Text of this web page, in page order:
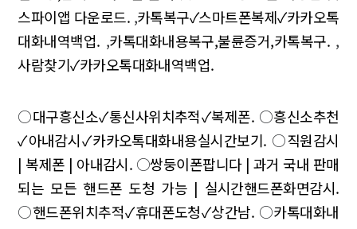
스파이앱 다운로드. ,카톡복구✓스마트폰복제✓카카오톡
대화내역백업. ,카톡대화내용복구,불륜증거,카톡복구. ,
사람찾기✓카카오톡대화내역백업.
○대구흥신소✓통신사위치추적✓복제폰. ○흥신소추천
✓아내감시✓카카오톡대화내용실시간보기. ○직원감시
| 복제폰 | 아내감시. ○쌍둥이폰팝니다 | 과거 국내 판매
되는 모든 핸드폰 도청 가능 | 실시간핸드폰화면감시.
○핸드폰위치추적✓휴대폰도청✓상간남. ○카톡대화내